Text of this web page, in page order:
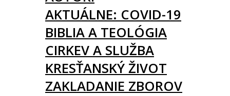
AKTUÁLNE: COVID-19
BIBLIA A TEOLÓGIA
CIRKEV A SLUŽBA
KRESŤANSKÝ ŽIVOT
ZAKLADANIE ZBOROV